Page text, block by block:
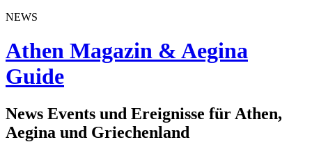
NEWS
Athen Magazin & Aegina
Guide
News Events und Ereignisse für Athen,
Aegina und Griechenland